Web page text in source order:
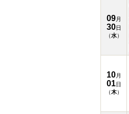
09月
30日
（水）
10月
01日
（木）